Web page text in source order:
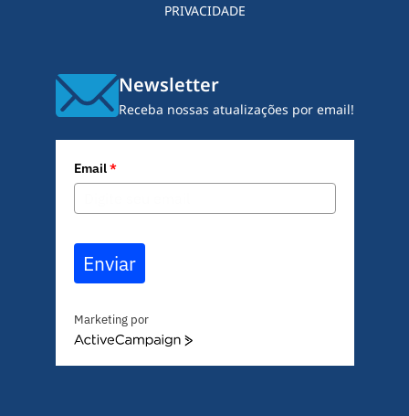
PRIVACIDADE
Newsletter
Receba nossas atualizações por email!
Email*
Enviar
Marketing por
A